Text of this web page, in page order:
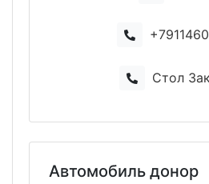
Стол
Автомобиль донор